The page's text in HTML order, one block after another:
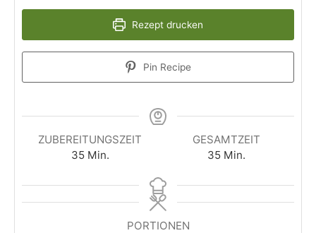
Rezept drucken
Pin Recipe
ZUBEREITUNGSZEIT
35 Min.
GESAMTZEIT
35 Min.
PORTIONEN